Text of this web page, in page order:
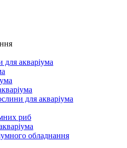
для акваріума
для акваріума
риб
обладнання